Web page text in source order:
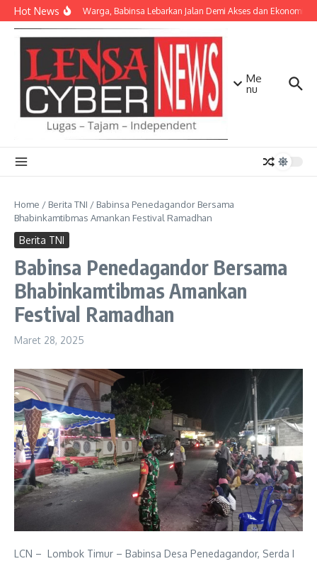
Lewati ke konten
Hot NewsBersama Warga, Babinsa Lebarkan Jalan Demi Akses dan Ekonomi
Me
nu
Home / Berita TNI / Babinsa Penedagandor Bersama
Bhabinkamtibmas Amankan Festival Ramadhan
Berita TNI
Babinsa Penedagandor Bersama
Bhabinkamtibmas Amankan
Festival Ramadhan
Maret 28, 2025
LCN – Lombok Timur – Babinsa Desa Penedagandor, Serda I